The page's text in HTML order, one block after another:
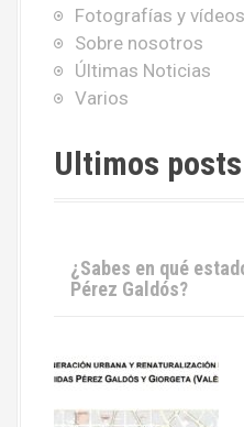
Fotografías y vídeos
Sobre nosotros
Últimas Noticias
Varios
Ultimos posts
¿Sabes en qué
Pérez Galdós?